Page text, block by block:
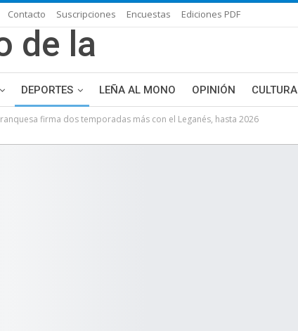
Contacto Suscripciones Encuestas Ediciones PDF
DEPORTES LEÑA AL MONO OPINIÓN CULTURA
LAS HISTORIAS DE BLANCA MAS NOTICIAS
firma dos temporadas más con el Leganés, hasta 2026